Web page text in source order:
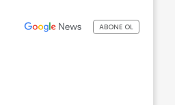
ABONE OL